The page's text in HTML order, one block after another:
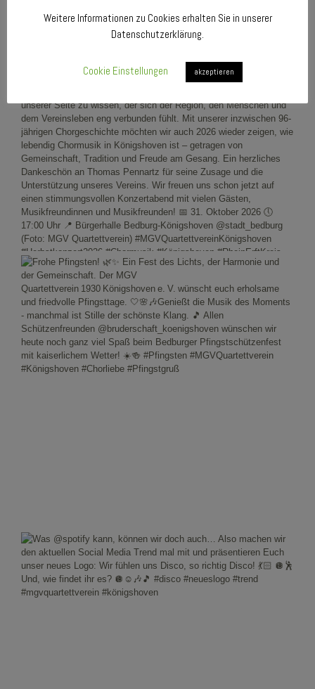
Weitere Informationen zu Cookies erhalten Sie in unserer
Datenschutzerklärung.
Cookie Einstellungen akzeptieren